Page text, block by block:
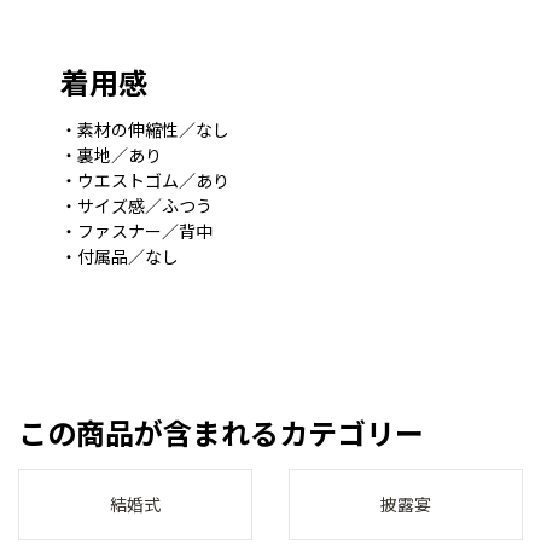
着用感
・素材の伸縮性／なし
・裏地／あり
・ウエストゴム／あり
・サイズ感／ふつう
・ファスナー／背中
・付属品／なし
この商品が含まれるカテゴリー
結婚式 披露宴